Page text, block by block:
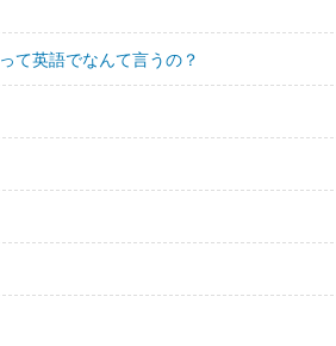
て英語でなんて言うの？